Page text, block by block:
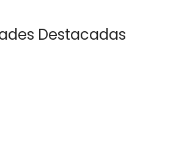
Destacadas